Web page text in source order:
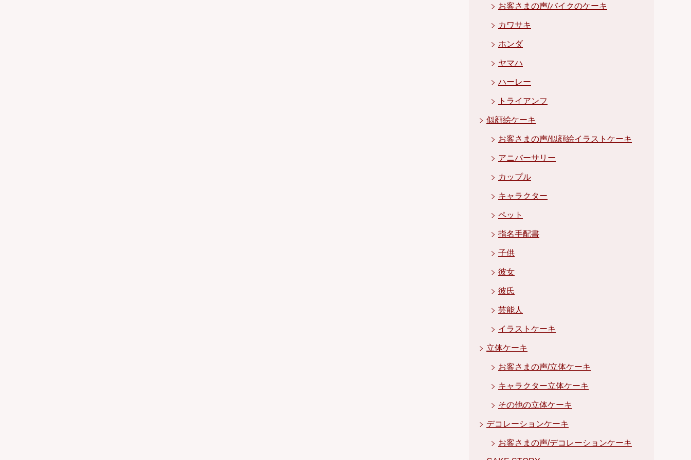
お客さまの声/バイクのケーキ
カワサキ
ホンダ
ヤマハ
ハーレー
トライアンフ
似顔絵ケーキ
お客さまの声/似顔絵イラストケーキ
アニバーサリー
カップル
キャラクター
ペット
指名手配書
子供
彼女
彼氏
芸能人
イラストケーキ
立体ケーキ
お客さまの声/立体ケーキ
キャラクター立体ケーキ
その他の立体ケーキ
デコレーションケーキ
お客さまの声/デコレーションケーキ